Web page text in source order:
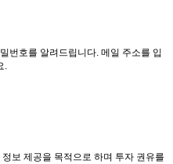
번호를 알려드립니다. 메일 주소를 입
.
보 제공을 목적으로 하며 투자 권유를